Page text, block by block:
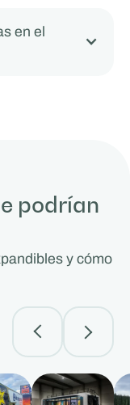
en el
podrían
y cómo